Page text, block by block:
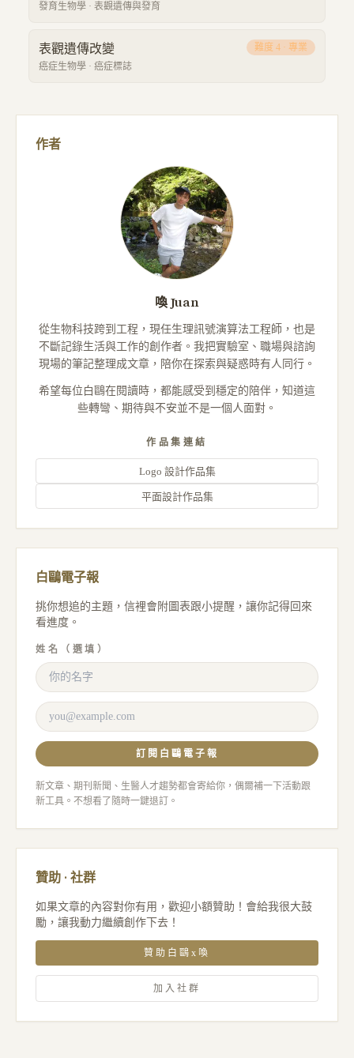
發育生物學 · 表觀遺傳與發育
表觀遺傳改變
癌症生物學 · 癌症標誌
難度 4 · 專業
作者
喚 Juan
從生物科技跨到工程，現任生理訊號演算法工程師，也是
不斷記錄生活與工作的創作者。我把實驗室、職場與諮詢
現場的筆記整理成文章，陪你在探索與疑惑時有人同行。
希望每位白鷗在閱讀時，都能感受到穩定的陪伴，知道這
些轉彎、期待與不安並不是一個人面對。
作品集連結
Logo 設計作品集
平面設計作品集
白鷗電子報
挑你想追的主題，信裡會附圖表跟小提醒，讓你記得回來
看進度。
姓名（選填）
訂閱白鷗電子報
新文章、期刊新聞、生醫人才趨勢都會寄給你，偶爾補一下活動跟
新工具。不想看了隨時一鍵退訂。
贊助 · 社群
如果文章的內容對你有用，歡迎小額贊助！會給我很大鼓
勵，讓我動力繼續創作下去！
贊助白鷗x喚
加入社群